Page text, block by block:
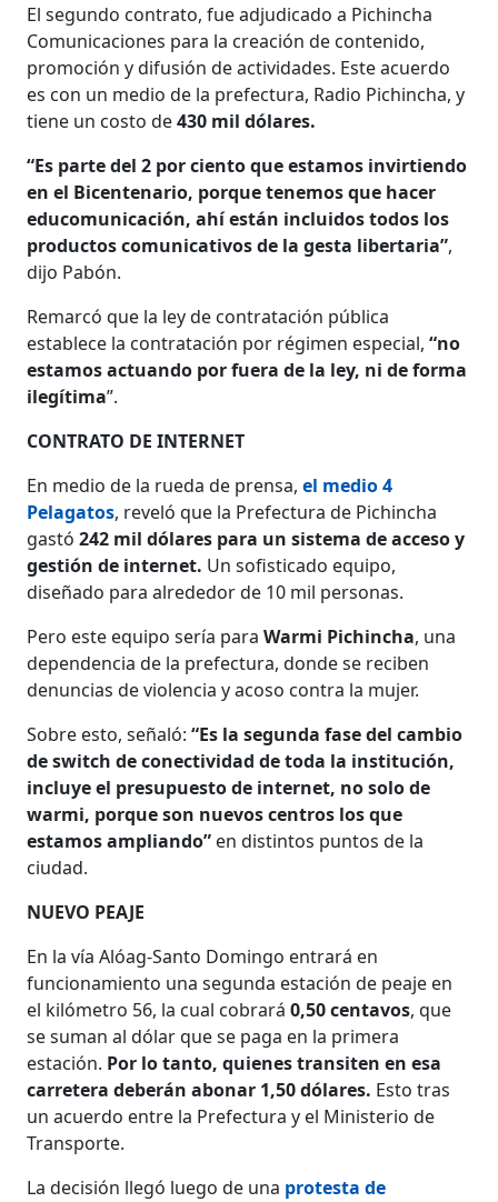
El segundo contrato, fue adjudicado a Pichincha
Comunicaciones para la creación de contenido,
promoción y difusión de actividades. Este acuerdo
es con un medio de la prefectura, Radio Pichincha, y
tiene un costo de430 mil dólares.
“Es parte del 2 por ciento que estamos invirtiendo
en el Bicentenario, porque tenemos que hacer
educomunicación, ahí están incluidos todos los
productos comunicativos de la gesta libertaria”,
dijo Pabón.
Remarcó que la ley de contratación pública
establece la contratación por régimen especial,“no
estamos actuando por fuera de la ley, ni de forma
ilegítima”.
CONTRATO DE INTERNET
En medio de la rueda de prensa,el medio 4
Pelagatos, reveló que la Prefectura de Pichincha
gastó242 mil dólares para un sistema de acceso y
gestión de internet. Un sofisticado equipo,
diseñado para alrededor de 10 mil personas.
Pero este equipo sería paraWarmi Pichincha, una
dependencia de la prefectura, donde se reciben
denuncias de violencia y acoso contra la mujer.
Sobre esto, señaló:“Es la segunda fase del cambio
de switch de conectividad de toda la institución,
incluye el presupuesto de internet, no solo de
warmi, porque son nuevos centros los que
estamos ampliando” en distintos puntos de la
ciudad.
NUEVO PEAJE
En la vía Alóag-Santo Domingo entrará en
funcionamiento una segunda estación de peaje en
el kilómetro 56, la cual cobrará0,50 centavos, que
se suman al dólar que se paga en la primera
estación. Por lo tanto, quienes transiten en esa
carretera deberán abonar 1,50 dólares. Esto tras
un acuerdo entre la Prefectura y el Ministerio de
Transporte.
La decisión llegó luego de una protesta de